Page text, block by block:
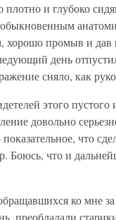
плотно и глубоко
обыкновенным
хорошо промыв и дав
день
сняло, как
этого пустого
довольно
что
Боюсь, что и
ко мне
преобладали